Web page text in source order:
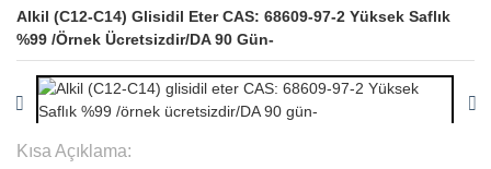
Alkil (C12-C14) Glisidil Eter CAS: 68609-97-2 Yüksek Saflık
%99 /örnek Ücretsizdir/DA 90 Gün-
Kısa Açıklama: